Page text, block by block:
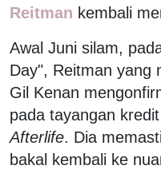
Reitman kembali
Awal Juni silam,
Day", Reitman yang
Gil Kenan
pada tayangan
Afterlife. Dia
bakal kembali ke